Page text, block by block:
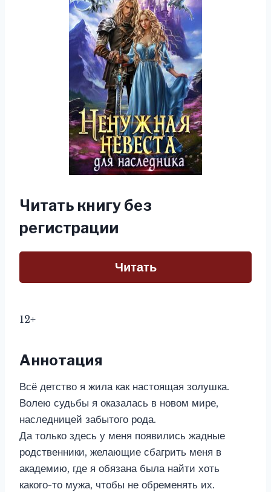
Читать книгу без
регистрации
Читать
12+
Аннотация
Всё детство я жила как настоящая золушка.
Волею судьбы я оказалась в новом мире,
наследницей забытого рода.
Да только здесь у меня появились жадные
родственники, желающие сбагрить меня в
академию, где я обязана была найти хоть
какого-то мужа, чтобы не обременять их.